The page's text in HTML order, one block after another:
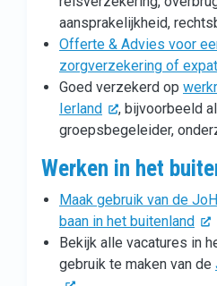
aansprakelijkheid,
Offerte & Advies voor
zorgverzekering of
Goed verzekerd op
Ierland
, bijvoorbeeld
groepsbegeleider,
Werken in het
Maak gebruik van de
baan in het buitenland
Bekijk alle vacatures in
gebruik te maken van de